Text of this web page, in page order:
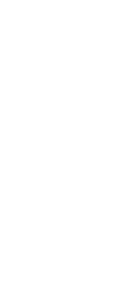
Service
erreichbar unter:
0